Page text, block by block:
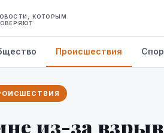
КОТОРЫМ
Происшествия
из-за